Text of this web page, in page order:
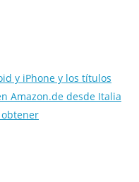
y iPhone y los títulos
Amazon.de desde Italia